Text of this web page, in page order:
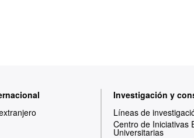
Investigación y
Líneas de
Centro de Iniciativas
Universitarias